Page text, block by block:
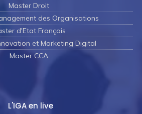
Master Droit
des Organisations
d'Etat Français
et Marketing Digital
Master CCA
L'IGA en live